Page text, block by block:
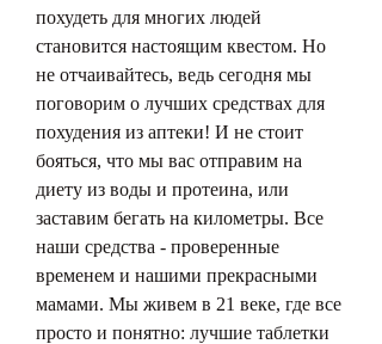
похудеть для многих людей
становится настоящим квестом. Но
не отчаивайтесь, ведь сегодня мы
поговорим о лучших средствах для
похудения из аптеки! И не стоит
бояться, что мы вас отправим на
диету из воды и протеина, или
заставим бегать на километры. Все
наши средства - проверенные
временем и нашими прекрасными
мамами. Мы живем в 21 веке, где все
просто и понятно: лучшие таблетки